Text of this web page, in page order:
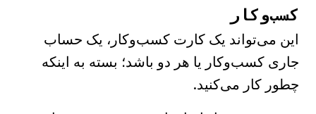
کسب‌وکار
این می‌تواند یک کارت کسب‌وکار، یک حساب
جاری کسب‌وکار یا هر دو باشد؛ بسته به اینکه
چطور کار می‌کنید.